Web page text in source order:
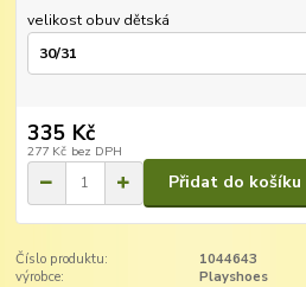
velikost obuv dětská
335 Kč
277 Kč bez DPH
Přidat do košíku
Číslo produktu:
1044643
výrobce:
Playshoes